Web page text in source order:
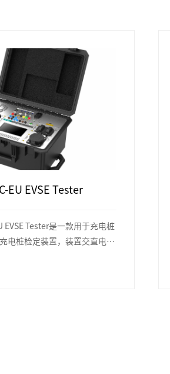
EU EVSE Tester
EVSE Tester是一款用于充电桩
电桩检定装置，装置交直电能